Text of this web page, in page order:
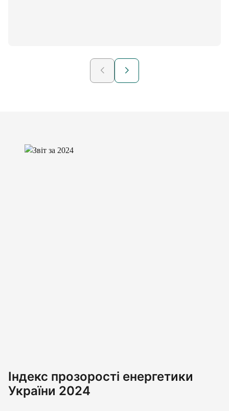
Індекс прозорості енергетики
України 2024